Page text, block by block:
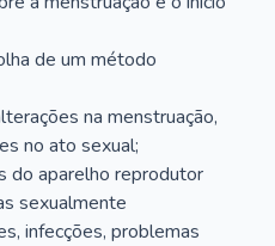
de um método
na menstruação,
no ato sexual;
do aparelho reprodutor
sexualmente
infecções, problemas